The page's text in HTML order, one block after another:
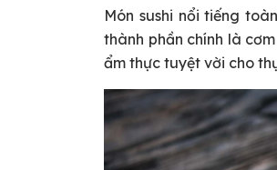
Món sushi nổi tiếng
thành phần chính là
ẩm thực tuyệt vời cho